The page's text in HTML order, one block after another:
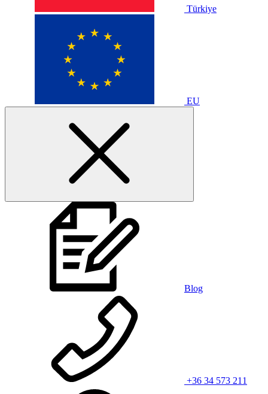
Türkiye
EU
Blog
+36 34 573 211